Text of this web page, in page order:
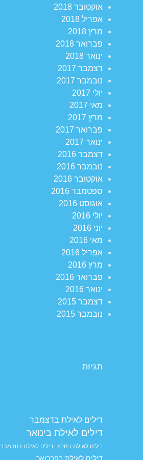
אוקטובר 2018
אפריל 2018
מרץ 2018
פברואר 2018
ינואר 2018
דצמבר 2017
נובמבר 2017
יולי 2017
מאי 2017
מרץ 2017
פברואר 2017
ינואר 2017
דצמבר 2016
נובמבר 2016
אוקטובר 2016
ספטמבר 2016
אוגוסט 2016
יולי 2016
יוני 2016
מאי 2016
אפריל 2016
מרץ 2016
פברואר 2016
ינואר 2016
דצמבר 2015
נובמבר 2015
תגיות
דילים לאילת בדצמבר
דילים לאילת בינואר
דילים לאילת במרץ דילים לאילת בנובמבר
דילים לאילת בפברואר